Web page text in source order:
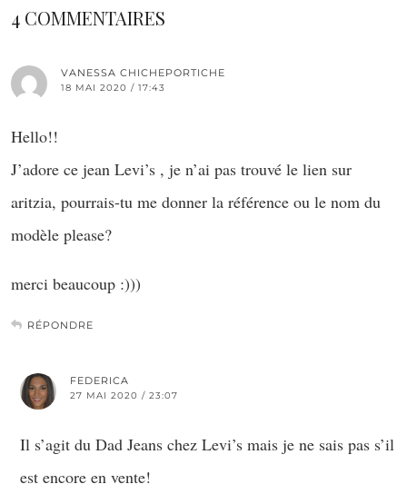
4 COMMENTAIRES
VANESSA CHICHEPORTICHE
18 MAI 2020 / 17:43
Hello!!
J’adore ce jean Levi’s , je n’ai pas trouvé le lien sur
aritzia, pourrais-tu me donner la référence ou le nom du
modèle please?
merci beaucoup :)))
RÉPONDRE
FEDERICA
27 MAI 2020 / 23:07
Il s’agit du Dad Jeans chez Levi’s mais je ne sais pas s’il
est encore en vente!